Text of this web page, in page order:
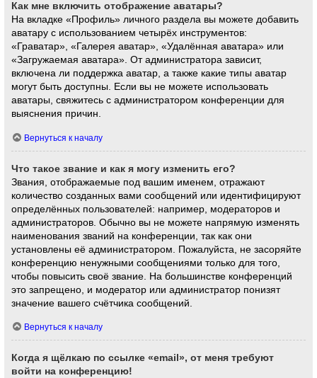
Как мне включить отображение аватары?
На вкладке «Профиль» личного раздела вы можете добавить
аватару с использованием четырёх инструментов:
«Граватар», «Галерея аватар», «Удалённая аватара» или
«Загружаемая аватара». От администратора зависит,
включена ли поддержка аватар, а также какие типы аватар
могут быть доступны. Если вы не можете использовать
аватары, свяжитесь с администратором конференции для
выяснения причин.
Вернуться к началу
Что такое звание и как я могу изменить его?
Звания, отображаемые под вашим именем, отражают
количество созданных вами сообщений или идентифицируют
определённых пользователей: например, модераторов и
администраторов. Обычно вы не можете напрямую изменять
наименования званий на конференции, так как они
установлены её администратором. Пожалуйста, не засоряйте
конференцию ненужными сообщениями только для того,
чтобы повысить своё звание. На большинстве конференций
это запрещено, и модератор или администратор понизят
значение вашего счётчика сообщений.
Вернуться к началу
Когда я щёлкаю по ссылке «email», от меня требуют
войти на конференцию!